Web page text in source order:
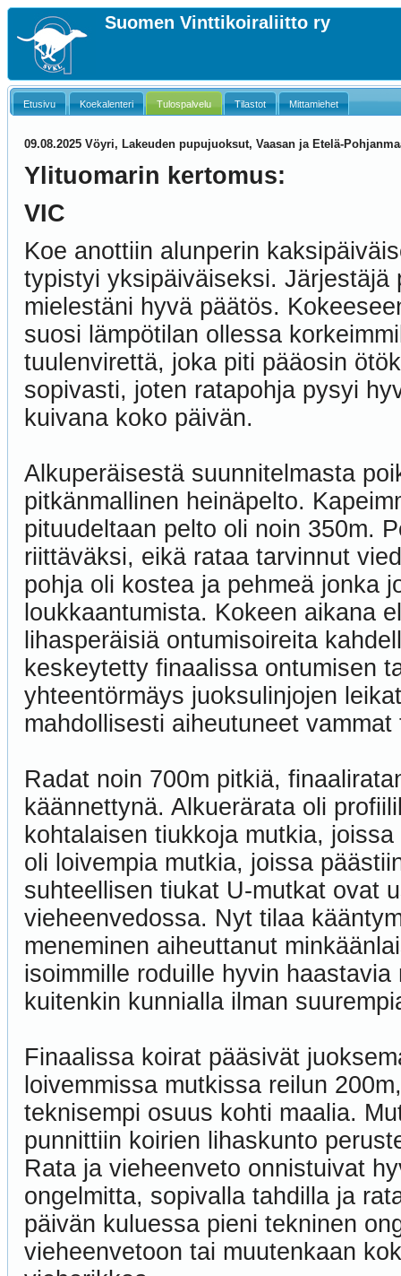
Suomen Vinttikoiraliitto ry
Etusivu Koekalenteri Tulospalvelu Tilastot Mittamiehet
09.08.2025 Vöyri, Lakeuden pupujuoksut, Vaasan ja Etelä-
Ylituomarin kertomus:
VIC
Koe anottiin alunperin
typistyi yksipäiväiseksi.
mielestäni hyvä päätös.
suosi lämpötilan ollessa
tuulenvirettä, joka piti pääosin
sopivasti, joten ratapohja pysyi
kuivana koko päivän.
Alkuperäisestä suunnitelmasta
pitkänmallinen heinäpelto.
pituudeltaan pelto oli noin 350m.
riittäväksi, eikä rataa tarvinnut
pohja oli kostea ja pehmeä jonka
loukkaantumista. Kokeen aikana
lihasperäisiä ontumisoireita
keskeytetty finaalissa ontumisen
yhteentörmäys juoksulinjojen
mahdollisesti aiheutuneet
Radat noin 700m pitkiä,
käännettynä. Alkuerärata oli
kohtalaisen tiukkoja mutkia,
oli loivempia mutkia, joissa
suhteellisen tiukat U-mutkat ovat
vieheenvedossa. Nyt tilaa
meneminen aiheuttanut
isoimmille roduille hyvin
kuitenkin kunnialla ilman
Finaalissa koirat pääsivät
loivemmissa mutkissa reilun
teknisempi osuus kohti maalia.
punnittiin koirien lihaskunto
Rata ja vieheenveto onnistuivat
ongelmitta, sopivalla tahdilla ja
päivän kuluessa pieni tekninen
vieheenvetoon tai muutenkaan